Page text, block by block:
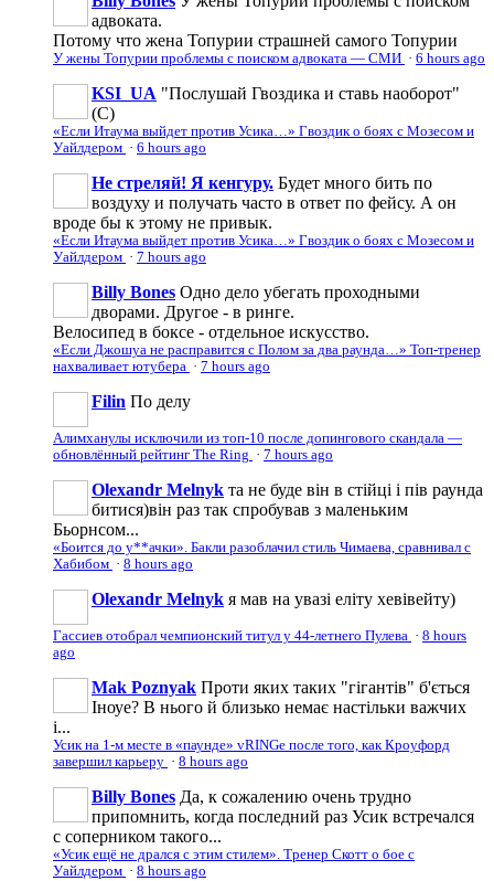
адвоката.
Потому что жена Топурии страшней самого Топурии
У жены Топурии проблемы с поиском адвоката — СМИ · 6 hours ago
KSI_UA "Послушай Гвоздика и ставь наоборот"
(С)
«Если Итаума выйдет против Усика…» Гвоздик о боях с Мозесом и
Уайлдером · 6 hours ago
Не стреляй! Я кенгуру. Будет много бить по
воздуху и получать часто в ответ по фейсу. А он
вроде бы к этому не привык.
«Если Итаума выйдет против Усика…» Гвоздик о боях с Мозесом и
Уайлдером · 7 hours ago
Billy Bones Одно дело убегать проходными
дворами. Другое - в ринге.
Велосипед в боксе - отдельное искусство.
«Если Джошуа не расправится с Полом за два раунда…» Топ-тренер
нахваливает ютубера · 7 hours ago
Filin По делу
Алимханулы исключили из топ-10 после допингового скандала —
обновлённый рейтинг The Ring · 7 hours ago
Olexandr Melnyk та не буде він в стійці і пів раунда
битися)він раз так спробував з маленьким
Бьорнсом...
«Боится до у**ачки». Бакли разоблачил стиль Чимаева, сравнивал с
Хабибом · 8 hours ago
Olexandr Melnyk я мав на увазі еліту хевівейту)
Гассиев отобрал чемпионский титул у 44-летнего Пулева · 8 hours
ago
Mak Poznyak Проти яких таких "гігантів" б'ється
Іноуе? В нього й близько немає настільки важчих
і...
Усик на 1-м месте в «паунде» vRINGe после того, как Кроуфорд
завершил карьеру · 8 hours ago
Billy Bones Да, к сожалению очень трудно
припомнить, когда последний раз Усик встречался
с соперником такого...
«Усик ещё не дрался с этим стилем». Тренер Скотт о бое с
Уайлдером · 8 hours ago